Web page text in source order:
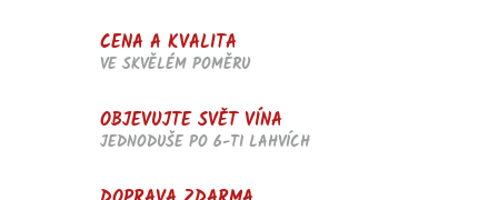
CENA A KVALITA
VE SKVĚLÉM POMĚRU
OBJEVUJTE SVĚT VÍNA
JEDNODUŠE PO 6-TI LAHVÍCH